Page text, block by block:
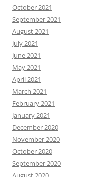
October 2021
September 2021
August 2021
July 2021
June 2021
May 2021
April 2021
March 2021
February 2021
January 2021
December 2020
November 2020
October 2020
September 2020